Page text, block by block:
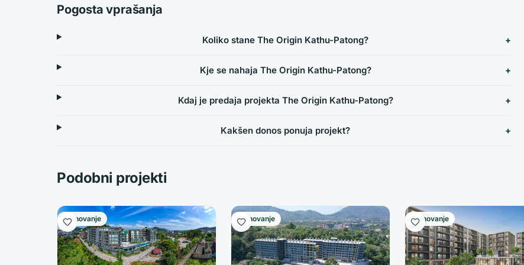
Pogosta vprašanja
Koliko stane The Origin Kathu-Patong?
Kje se nahaja The Origin Kathu-Patong?
Kdaj je predaja projekta The Origin Kathu-Patong?
Kakšen donos ponuja projekt?
Podobni projekti
Stanovanje Stanovanje Stanovanje